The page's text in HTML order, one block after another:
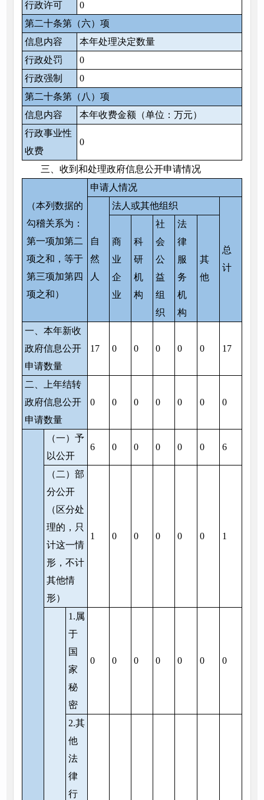
行政许可
0
第二十条第（六）项
信息内容
本年处理决定数量
行政处罚
0
行政强制
0
第二十条第（八）项
信息内容
本年收费金额（单位：万元）
行政事业性
收费
0
三、收到和处理政府信息公开申请情况
（本列数据的
勾稽关系为：
第一项加第二
项之和，等于
第三项加第四
项之和）
申请人情况
自
然
人
法人或其他组织
总
计
商
业
企
业
科
研
机
构
社
会
公
益
组
织
法
律
服
务
机
构
其
他
一、本年新收
政府信息公开
申请数量
17 0 0 0 0 0 17
二、上年结转
政府信息公开
申请数量
0 0 0 0 0 0 0
（一）予
以公开
6 0 0 0 0 0 6
（二）部
分公开
（区分处
理的，只
计这一情
形，不计
其他情
形）
1 0 0 0 0 0 1
1.属
于
国
家
秘
密
0 0 0 0 0 0 0
2.其
他
法
律
行